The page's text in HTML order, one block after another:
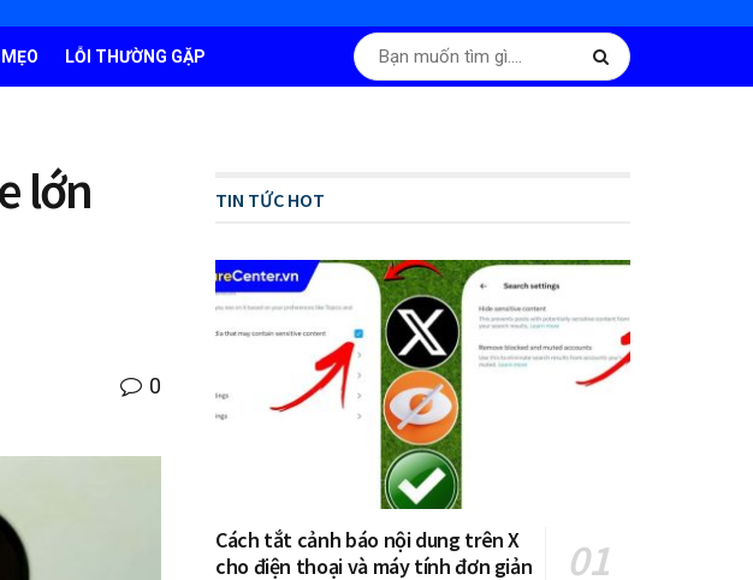
LỖI THƯỜNG GẶP
lớn
0
TIN TỨC HOT
Cách tắt cảnh báo nội dung trên X
cho điện thoại và máy tính đơn giản